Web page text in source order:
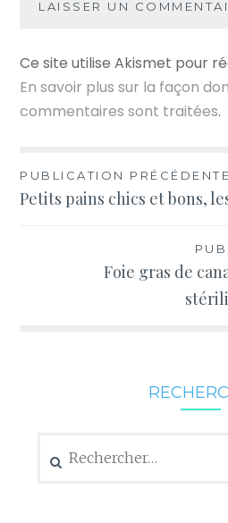
Ce site utilise Akismet pour
En savoir plus sur la façon
commentaires sont traitées.
Navigation
de
PUBLICATION PRÉCÉDENTE
Petits pains chics et bons,
Foie gras de